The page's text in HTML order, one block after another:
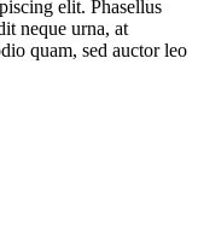
elit. Phasellus
neque urna, at
quam, sed auctor leo